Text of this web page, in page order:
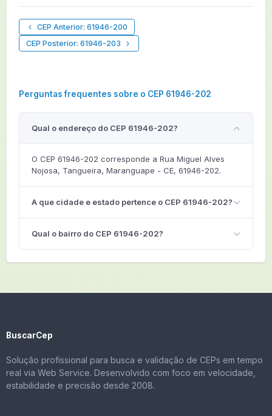
CEP Anterior: 61946-200
CEP Posterior: 61946-203
Perguntas frequentes sobre o CEP 61946-202
Qual o endereço do CEP 61946-202?
O CEP 61946-202 corresponde a Rua Miguel Alves
Nojosa, Tangueira, Maranguape - CE, 61946-202.
A que cidade e estado pertence o CEP 61946-202?
Qual o bairro do CEP 61946-202?
BuscarCep
Solução profissional para busca e validação de CEPs em tempo
real via Web Service. Desenvolvido com foco em velocidade,
estabilidade e precisão desde 2008.